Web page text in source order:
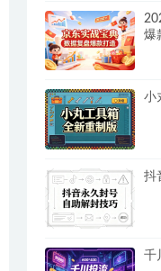
爆
小
抖
千